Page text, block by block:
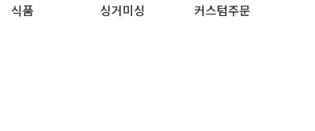
식품 싱거미싱 커스텀주문